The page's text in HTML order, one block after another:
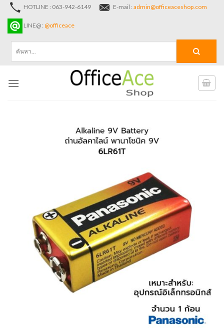
Skip
content
HOTLINE : 063-942-6149 E-mail : admin@officeaceshop.com
LINE@ : @officeace